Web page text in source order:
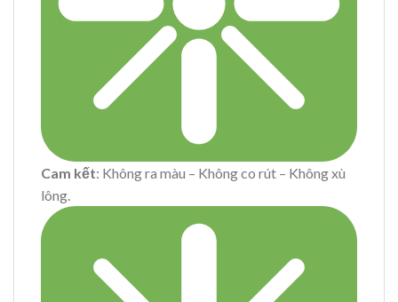
Cam kết: Không ra màu – Không co rút – Không xù
lông.